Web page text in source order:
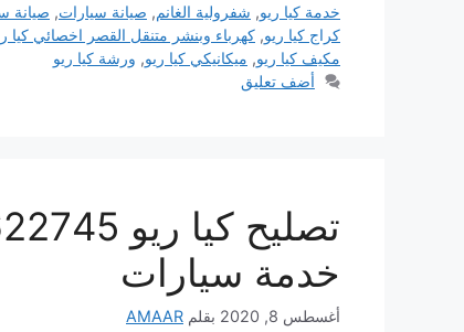
خدمة كيا ريو, شفرولية الغانم, صيانة سيارات, صيانة
كراج كيا ريو, كهرباء وبنشر متنقل القصر اخصائي كيا
مكيف كيا ريو, ميكانيكي كيا ريو, ورشة كيا ريو
أضف تعليق
خدمة سيارات
أغسطس 8, 2020 بقلم AMAAR